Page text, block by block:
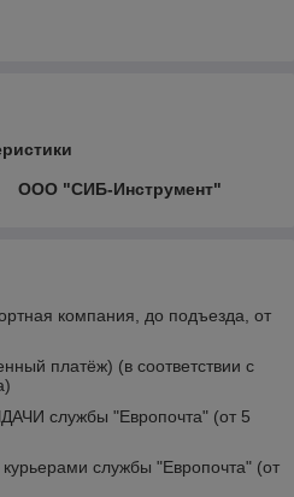
ООО "СИБ-Инструмент"
компания, до подъезда, от
платёж) (в соответствии с
службы "Европочта" (от 5
службы "Европочта" (от